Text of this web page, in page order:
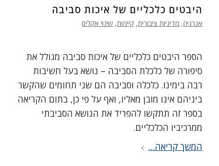
היבטים כלכליים של איכות סביבה
אנרגיה, מדיניות ציבורית, קיימות, שינוי אקלים
הספר היבטים כלכליים של איכות סביבה מגולל את
סיפורה של כלכלת הסביבה – נושא בעל חשיבות
רבה בימינו. כלכלה וסביבה הם שני תחומים שהקשר
ביניהם אינו מובן מאליו, ואף על פי כן, בתום הקריאה
בספר זה תתקשו להפריד את הנושא הסביבתי
ממרכיביו הכלכליים.
המשך קריאה…